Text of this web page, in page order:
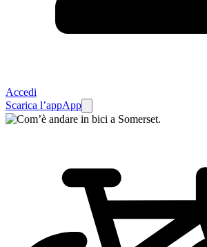
Accedi
Scarica l’appApp